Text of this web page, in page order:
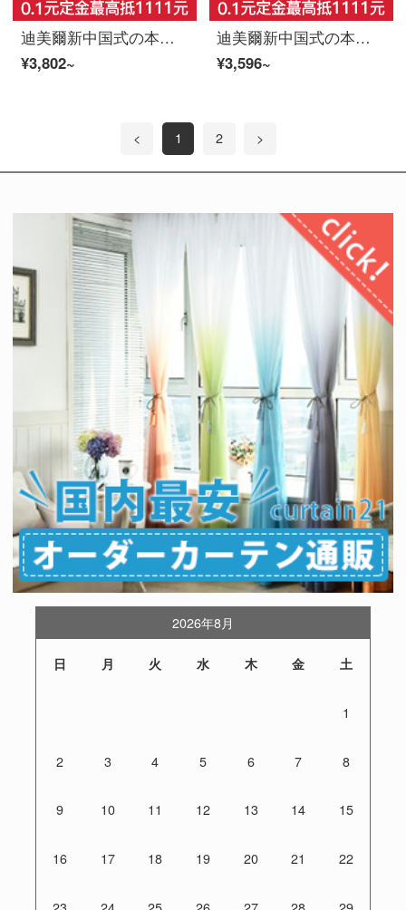
迪美爾新中国式の本当の木の寝台の引き出しの双引き出しは物棚の小さい戸形の主な寝室の収納棚のベッドの隅の戸棚を置きます（単に撮影して出荷しません）
¥3,802~
迪美爾新中国式の本当の木の寝床の棚は近代的で簡単です。寝床の収納棚は軽いです。贅沢な寝床の隅の戸棚はシングルベッドの頭台です。
¥3,596~
< 1 2 >
2026年8月
日 月 火 水 木 金 土
1
2 3 4 5 6 7 8
9 10 11 12 13 14 15
16 17 18 19 20 21 22